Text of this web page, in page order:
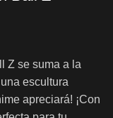
Z se suma a la
escultura
apreciará! ¡Con